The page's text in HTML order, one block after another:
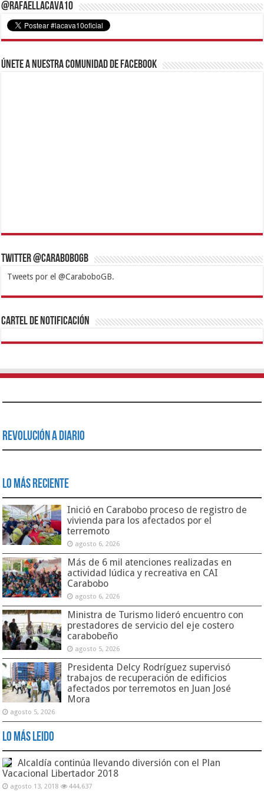
@RafaelLacava10
Únete a nuestra comunidad de Facebook
Twitter @CaraboboGB
Tweets por el @CaraboboGB.
1xbetBetturkeyBetistKralbetSupertotobetTipobetMatadorbetMariobet
https://mvbcasino.com/
Cartel de Notificación
Revolución a Diario
Lo Más Reciente
Inició en Carabobo proceso de registro de
vivienda para los afectados por el
terremoto
agosto 6, 2026
Más de 6 mil atenciones realizadas en
actividad lúdica y recreativa en CAI
Carabobo
agosto 6, 2026
Ministra de Turismo lideró encuentro con
prestadores de servicio del eje costero
carabobeño
agosto 5, 2026
Presidenta Delcy Rodríguez supervisó
trabajos de recuperación de edificios
afectados por terremotos en Juan José
Mora
agosto 5, 2026
Lo Más Leido
Alcaldía continúa llevando diversión con el Plan
Vacacional Libertador 2018
agosto 13, 2018 444,637